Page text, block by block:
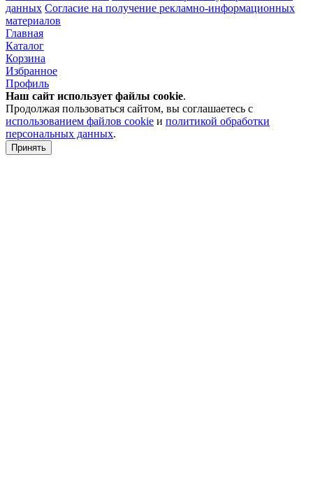
данных Согласие на получение рекламно-информационных
материалов
Главная
Каталог
Корзина
Избранное
Профиль
Наш сайт использует файлы cookie.
Продолжая пользоваться сайтом, вы соглашаетесь с
использованием файлов cookie и политикой обработки
персональных данных.
Принять